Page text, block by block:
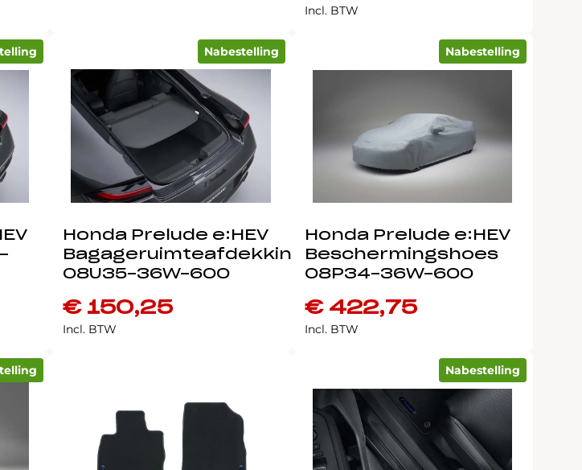
Incl. BTW
Nabestelling
Honda Prelude e:HEV
Bagageruimteafdekking
08U35-36W-600
€150,25
Incl. BTW
Nabestelling
Honda Prelude e:HEV
Beschermingshoes
08P34-36W-600
€422,75
Incl. BTW
Nabestelling